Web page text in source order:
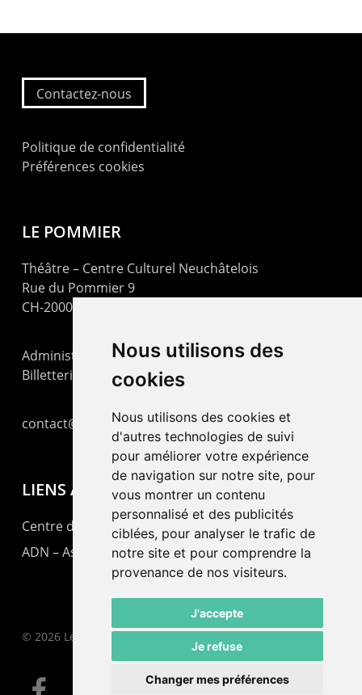
Nous utilisons des
cookies
Nous utilisons des cookies et
d'autres technologies de suivi
pour améliorer votre expérience
de navigation sur notre site, pour
vous montrer un contenu
personnalisé et des publicités
ciblées, pour analyser le trafic de
notre site et pour comprendre la
provenance de nos visiteurs.
J'accepte
Je refuse
Changer mes préférences
Contactez-nous
Politique de confidentialité
Préférences cookies
LE POMMIER
Théâtre – Centre Culturel Neuchâtelois
Rue du Pommier 9
CH-2000 Neuchâtel
Administration : +41 32 725 03 03
Billetterie : +41 32 725 05 05
contact@lepommier.ch
LIENS AMIS
Centre de culture ABC
ADN – Association Danse Neuchâtel
© 2026 Le Pommier.
facebook email